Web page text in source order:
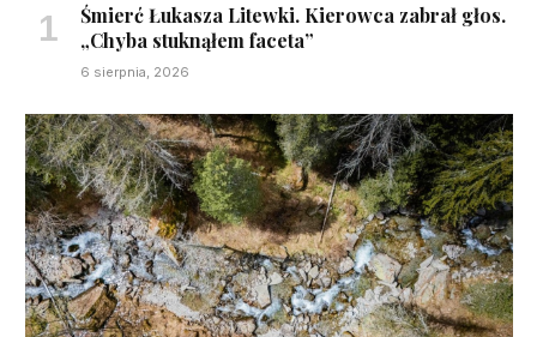
Śmierć Łukasza Litewki. Kierowca zabrał głos.
„Chyba stuknąłem faceta”
6 sierpnia, 2026